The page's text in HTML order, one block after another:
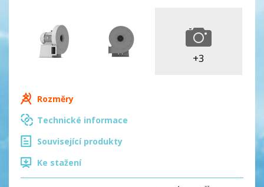
+3
Rozměry
Technické informace
Související produkty
Ke stažení